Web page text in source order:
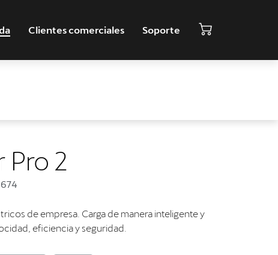
Clientes comerciales Soporte
Pro 2
de empresa. Carga de manera inteligente y
eficiencia y seguridad.